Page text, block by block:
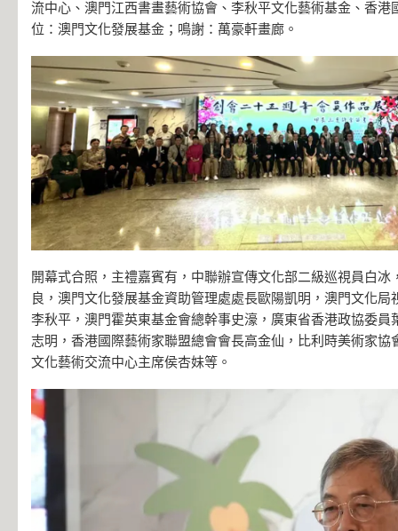
流中心、澳門江西書畫藝術協會、李秋平文化藝術基金、香港
位：澳門文化發展基金；鳴謝：萬豪軒畫廊。
開幕式合照，主禮嘉賓有，中聯辦宣傳文化部二級巡視員白冰
良，澳門文化發展基金資助管理處處長歐陽凱明，澳門文化局
李秋平，澳門霍英東基金會總幹事史濠，廣東省香港政協委員
志明，香港國際藝術家聯盟總會會長高金仙，比利時美術家協
文化藝術交流中心主席侯杏妹等。